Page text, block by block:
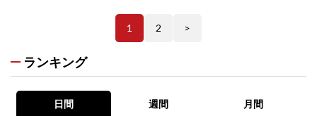
1 2 >
ランキング
日間 週間 月間